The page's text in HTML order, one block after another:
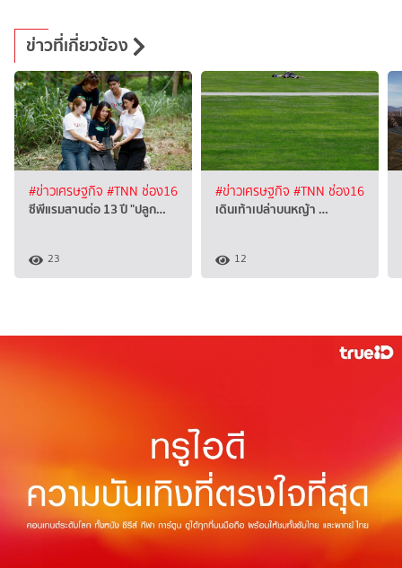
ข่าวที่เกี่ยวข้อง
#ข่าวเศรษฐกิจ #TNN ช่อง16
ซีพีแรมสานต่อ 13 ปี "ปลูก…
23
#ข่าวเศรษฐกิจ #TNN ช่อง16
เดินเท้าเปล่าบนหญ้า …
12